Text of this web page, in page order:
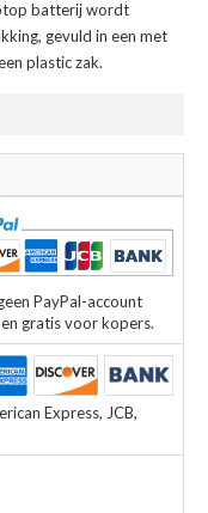
batterijwordt
gevuld in een met
plastic zak.
PayPal-account
gratis voor kopers.
Express, JCB,